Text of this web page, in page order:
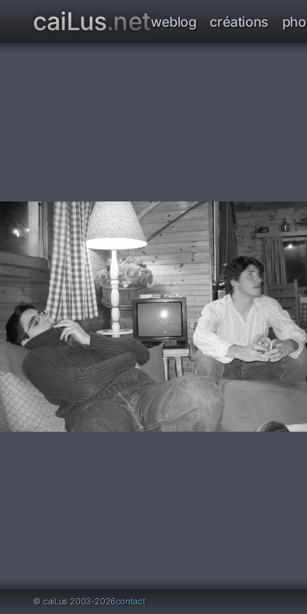
caiLus.netweblog créations
© caiLus 2003-2026contact